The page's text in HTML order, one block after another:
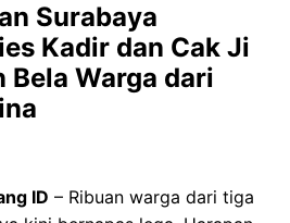
Surabaya
Kadir dan Cak Ji
Bela Warga dari
ID – Ribuan warga dari tiga